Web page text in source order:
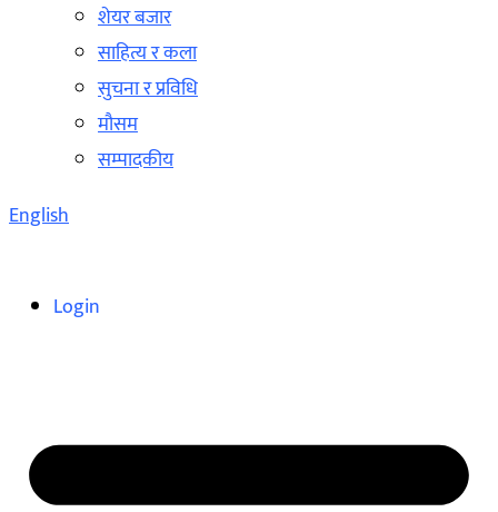
शेयर बजार
साहित्य र कला
सुचना र प्रविधि
मौसम
सम्पादकीय
English
Login